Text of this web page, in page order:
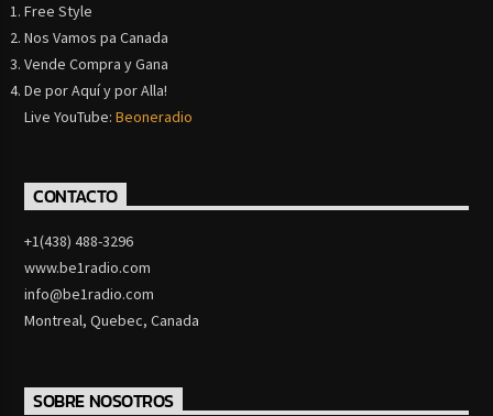
Free Style
Nos Vamos pa Canada
Vende Compra y Gana
De por Aquí y por Alla!
Live YouTube:Beoneradio
CONTACTO
+1(438) 488-3296
www.be1radio.com
info@be1radio.com
Montreal, Quebec, Canada
SOBRE NOSOTROS